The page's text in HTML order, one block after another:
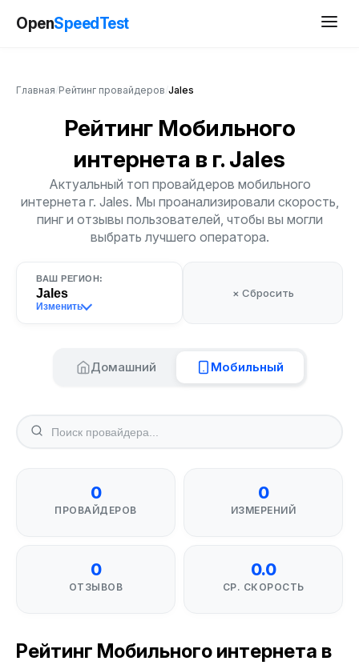
OpenSpeedTest
Главная Рейтинг провайдеров Jales
Рейтинг Мобильного
интернета в г. Jales
Актуальный топ провайдеров мобильного
интернета г. Jales. Мы проанализировали скорость,
пинг и отзывы пользователей, чтобы вы могли
выбрать лучшего оператора.
ВАШ РЕГИОН:
Jales
Изменить
× Сбросить
Домашний Мобильный
0
ПРОВАЙДЕРОВ
0
ИЗМЕРЕНИЙ
0
ОТЗЫВОВ
0.0
СР. СКОРОСТЬ
Рейтинг Мобильного интернета в